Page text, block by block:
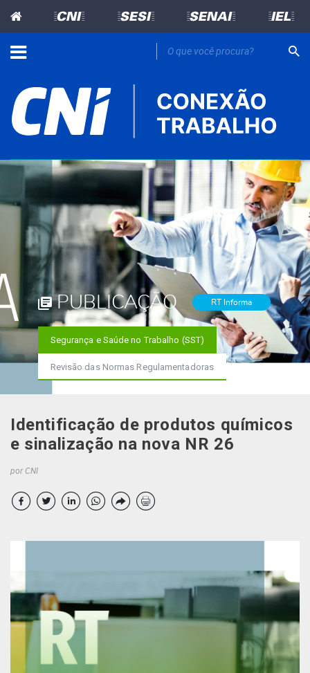
=CNI= =SESI= =SENAI= =IEL=
PUBLICAÇÃO RT Informa
Segurança e Saúde no Trabalho (SST)
Revisão das Normas Regulamentadoras
Identificação de produtos químicos
e sinalização na nova NR 26
por CNI